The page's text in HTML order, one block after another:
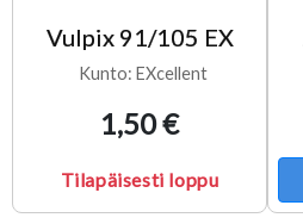
Vulpix 91/105 EX
Kunto: EXcellent
1,50 €
Tilapäisesti loppu